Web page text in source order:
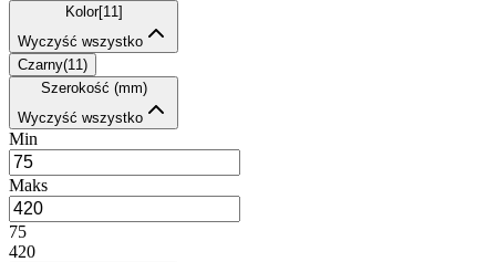
Kolor[11 ]
Wyczyść wszystko
Czarny(11 )
Szerokość (mm)
Wyczyść wszystko
Min
Maks
75
420